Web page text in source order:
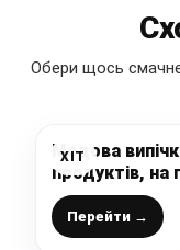
Обери щось
ХІТ
Медова
продуктів, на
не більше 5
знаю (ПІСНИЙ
пирога)
Перейти →